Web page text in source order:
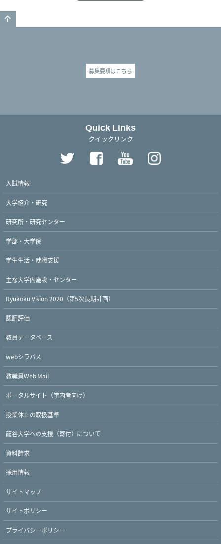
募集要項はこちら
Quick Links
クイックリンク
Twitter FacebookYouTube
入試情報
大学紹介・研究
研究所・研究センター
学部・大学院
学生生活・就職支援
主な大学内施設・センター
Ryukoku Vision 2020（第5次長期計画）
認証評価
教員データベース
webシラバス
教職員Web Mail
ポータルサイト（学内者向け）
授業休止の取扱基準
龍谷大学への支援（寄付）について
資料請求
採用情報
サイトマップ
サイトポリシー
プライバシーポリシー